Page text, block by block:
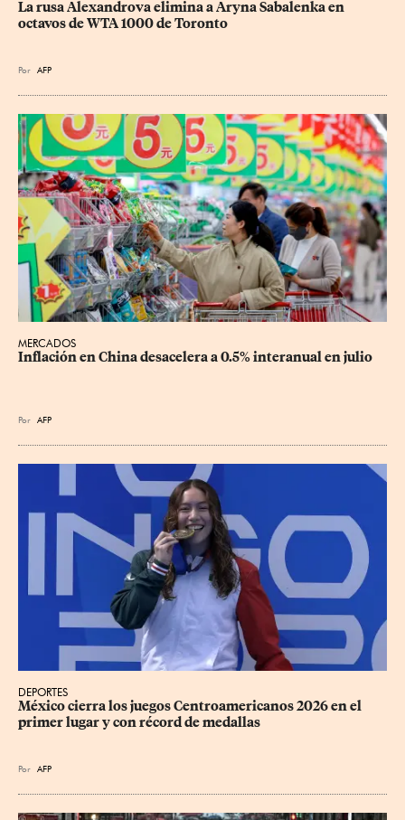
La rusa Alexandrova elimina a Aryna Sabalenka en
octavos de WTA 1000 de Toronto
Por AFP
MERCADOS
Inflación en China desacelera a 0.5% interanual en julio
Por AFP
DEPORTES
México cierra los juegos Centroamericanos 2026 en el
primer lugar y con récord de medallas
Por AFP